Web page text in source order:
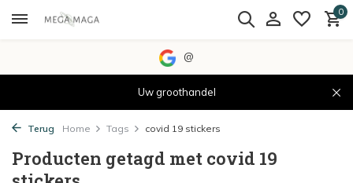
0
@
Uw groothandel
Terug Home Tags covid 19 stickers
Producten getagd met covid 19